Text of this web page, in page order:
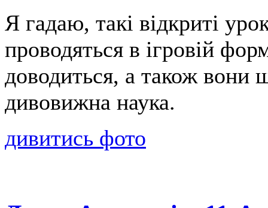
Я гадаю, такі відкриті
проводяться в ігровій
доводиться, а також вони
дивовижна наука.
дивитись фото